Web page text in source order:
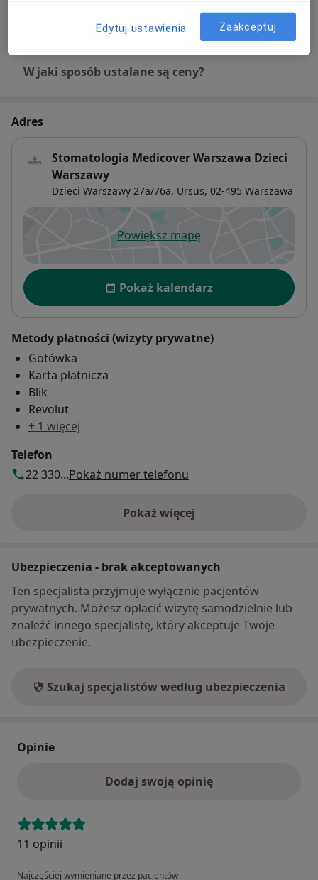
W jaki sposób ustalane są ceny?
Adres
Stomatologia Medicover Warszawa Dzieci
Warszawy
Dzieci Warszawy 27a/76a, Ursus, 02-495 Warszawa
Powiększ mapęotwiera się w nowej karcie
Dostępność
Pokaż kalendarz
Metody płatności (wizyty prywatne)
Gotówka
Karta płatnicza
Blik
Revolut
+ 1 więcej
Telefon
22 330...Pokaż numer telefonu
Pokaż więcej
o adresie
Ubezpieczenia - brak akceptowanych
Ten specjalista przyjmuje wyłącznie pacjentów
prywatnych. Możesz opłacić wizytę samodzielnie lub
znaleźć innego specjalistę, który akceptuje Twoje
ubezpieczenie.
Szukaj specjalistów według ubezpieczenia
Opinie
Dodaj swoją opinię
11 opinii
Najczęściej wymieniane przez pacjentów
Edytuj ustawienia Zaakceptuj